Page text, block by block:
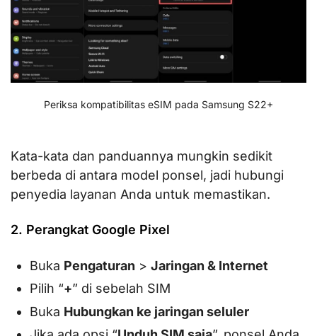
Periksa kompatibilitas eSIM pada Samsung S22+
Kata-kata dan panduannya mungkin sedikit
berbeda di antara model ponsel, jadi hubungi
penyedia layanan Anda untuk memastikan.
2. Perangkat Google Pixel
Buka Pengaturan > Jaringan & Internet
Pilih “+” di sebelah SIM
Buka Hubungkan ke jaringan seluler